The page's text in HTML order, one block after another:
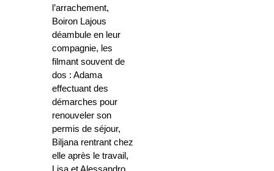
l’arrachement,
Boiron Lajous
déambule en leur
compagnie, les
filmant souvent de
dos : Adama
effectuant des
démarches pour
renouveler son
permis de séjour,
Biljana rentrant chez
elle après le travail,
Lisa et Alessandro